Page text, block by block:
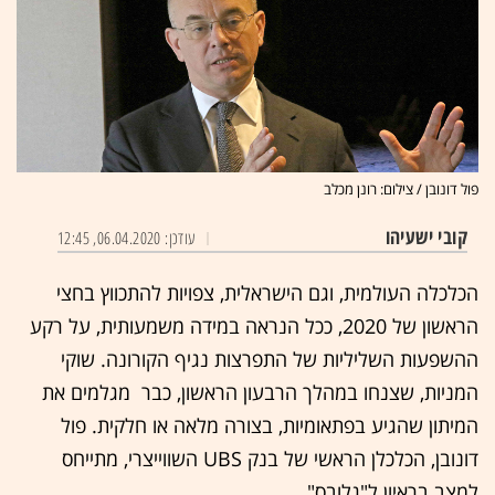
פול דונובן / צילום: רונן מכלב
קובי ישעיהו עודכן: 06.04.2020, 12:45
הכלכלה העולמית, וגם הישראלית, צפויות להתכווץ בחצי
הראשון של 2020, ככל הנראה במידה משמעותית, על רקע
ההשפעות השליליות של התפרצות נגיף הקורונה. שוקי
המניות, שצנחו במהלך הרבעון הראשון, כבר מגלמים את
המיתון שהגיע בפתאומיות, בצורה מלאה או חלקית. פול
דונובן, הכלכלן הראשי של בנק UBS השווייצרי, מתייחס